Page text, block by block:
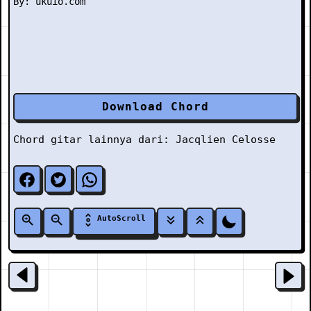
Download Chord
Chord gitar lainnya dari: Jacqlien Celosse
AutoScroll